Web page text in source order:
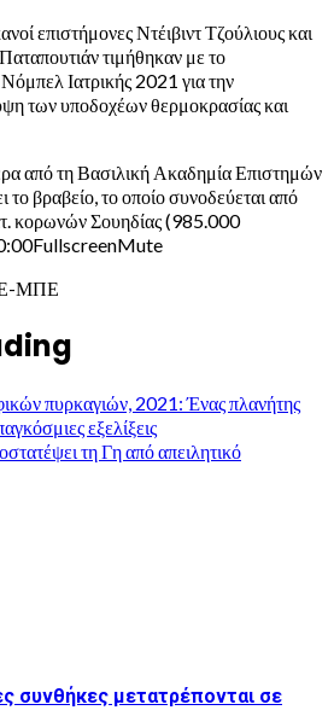
επιστήμονες Ντέιβιντ Τζούλιους και
τιμήθηκαν με το
Ιατρικής 2021 για την
των υποδοχέων θερμοκρασίας και
από τη Βασιλική Ακαδημία Επιστημών
το βραβείο, το οποίο συνοδεύεται από
κορωνών Σουηδίας (985.000
ΜΠΕ
πυρκαγιών, 2021: Ένας πλανήτης
εξελίξεις
τη Γη από απειλητικό
συνθήκες μετατρέπονται σε